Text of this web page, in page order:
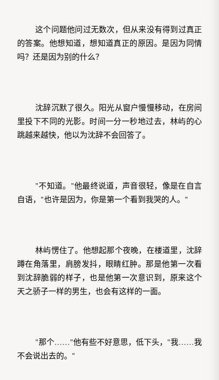
这个问题他问过无数次，但从来没有得到过真正
的答案。他想知道，想知道真正的原因。是因为同情
吗？还是因为别的什么？
沈辞沉默了很久。阳光从窗户慢慢移动，在房间
里投下不同的光影。时间一分一秒地过去，林屿的心
跳越来越快，他以为沈辞不会回答了。
"不知道。"他最终说道，声音很轻，像是在自言
自语，"也许是因为，你是第一个看到我哭的人。"
林屿愣住了。他想起那个夜晚，在楼道里，沈辞
蹲在角落里，肩膀发抖，眼睛红肿。那是他第一次看
到沈辞脆弱的样子，也是他第一次意识到，原来这个
天之骄子一样的男生，也会有这样的一面。
"那个……"他有些不好意思，低下头，"我……我
不会说出去的。"